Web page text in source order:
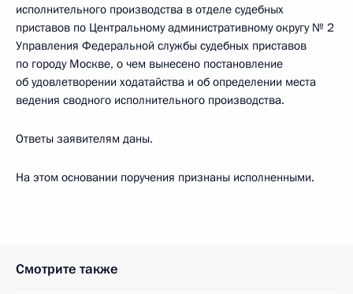
исполнительного производства в отделе судебных
приставов по Центральному административному округу № 2
Управления Федеральной службы судебных приставов
по городу Москве, о чем вынесено постановление
об удовлетворении ходатайства и об определении места
ведения сводного исполнительного производства.
Ответы заявителям даны.
На этом основании поручения признаны исполненными.
Смотрите также